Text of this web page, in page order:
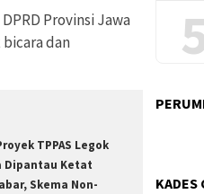
Provinsi Jawa
dan
TPPAS Legok
Dipantau Ketat
Skema Non-
KADES